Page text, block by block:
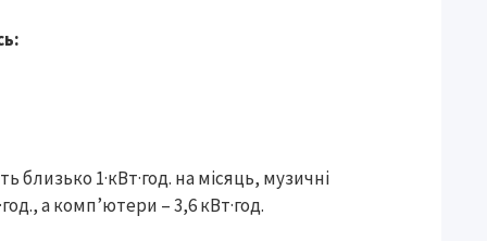
1·кВт·год. на місяць, музичні
а комп’ютери – 3,6 кВт·год.